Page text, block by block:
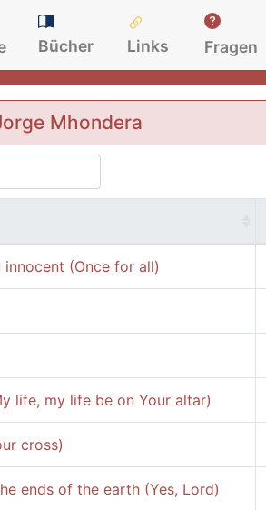
Bücher Links Fragen
Mhondera
(Once for all)
life, my life be on Your altar)
cross)
ends of the earth (Yes, Lord)